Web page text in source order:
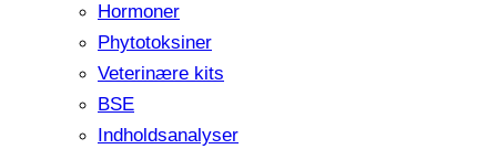
Hormoner
Phytotoksiner
Veterinære kits
BSE
Indholdsanalyser